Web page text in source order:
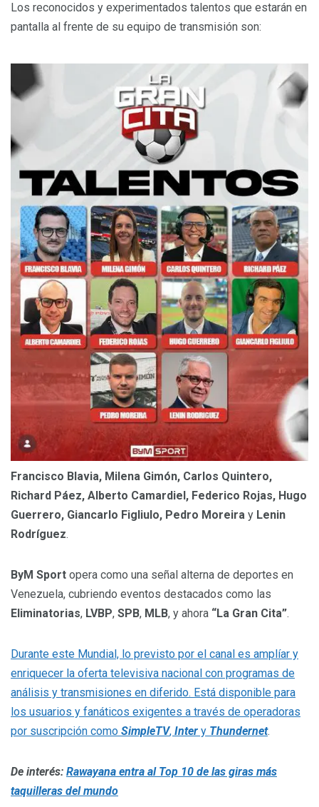
Los reconocidos y experimentados talentos que estarán en
pantalla al frente de su equipo de transmisión son:
Francisco Blavia, Milena Gimón, Carlos Quintero,
Richard Páez, Alberto Camardiel, Federico Rojas, Hugo
Guerrero, Giancarlo Figliulo, Pedro Moreira y Lenin
Rodríguez.
ByM Sport opera como una señal alterna de deportes en
Venezuela, cubriendo eventos destacados como las
Eliminatorias, LVBP, SPB, MLB, y ahora “La Gran Cita”.
Durante este Mundial, lo previsto por el canal es amplíar y
enriquecer la oferta televisiva nacional con programas de
análisis y transmisiones en diferido. Está disponible para
los usuarios y fanáticos exigentes a través de operadoras
por suscripción como SimpleTV, Inter y Thundernet.
De interés: Rawayana entra al Top 10 de las giras más
taquilleras del mundo